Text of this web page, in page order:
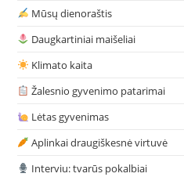
Mūsų dienoraštis
Daugkartiniai maišeliai
Klimato kaita
Žalesnio gyvenimo patarimai
Lėtas gyvenimas
Aplinkai draugiškesnė virtuvė
Interviu: tvarūs pokalbiai